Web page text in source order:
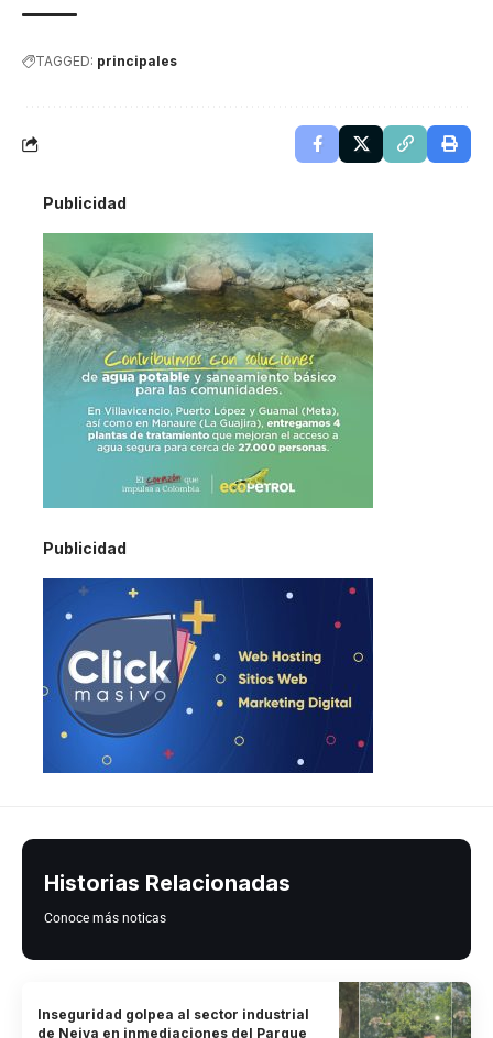
TAGGED: principales
Publicidad
Publicidad
Historias Relacionadas
Conoce más noticas
Inseguridad golpea al sector industrial
de Neiva en inmediaciones del Parque